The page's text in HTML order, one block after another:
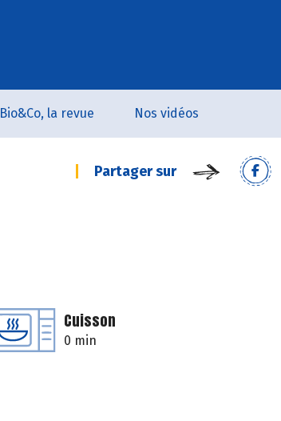
Bio&Co, la revue Nos vidéos
Partager sur
Cuisson
0 min